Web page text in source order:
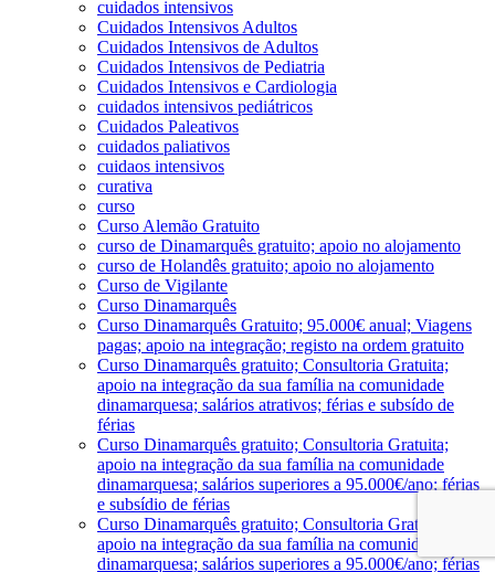
cuidados intensivos
Cuidados Intensivos Adultos
Cuidados Intensivos de Adultos
Cuidados Intensivos de Pediatria
Cuidados Intensivos e Cardiologia
cuidados intensivos pediátricos
Cuidados Paleativos
cuidados paliativos
cuidaos intensivos
curativa
curso
Curso Alemão Gratuito
curso de Dinamarquês gratuito; apoio no alojamento
curso de Holandês gratuito; apoio no alojamento
Curso de Vigilante
Curso Dinamarquês
Curso Dinamarquês Gratuito; 95.000€ anual; Viagens
pagas; apoio na integração; registo na ordem gratuito
Curso Dinamarquês gratuito; Consultoria Gratuita;
apoio na integração da sua família na comunidade
dinamarquesa; salários atrativos; férias e subsído de
férias
Curso Dinamarquês gratuito; Consultoria Gratuita;
apoio na integração da sua família na comunidade
dinamarquesa; salários superiores a 95.000€/ano; férias
e subsídio de férias
Curso Dinamarquês gratuito; Consultoria Gratuita;
apoio na integração da sua família na comunidade
dinamarquesa; salários superiores a 95.000€/ano; férias